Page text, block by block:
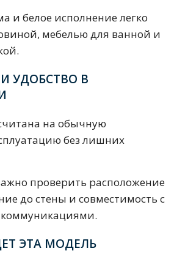
и белое исполнение легко
мебелью для ванной и
УДОБСТВО В
на обычную
без лишних
проверить расположение
до стены и совместимость с
ЭТА МОДЕЛЬ